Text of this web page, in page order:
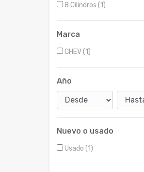
8 Cilindros (1)
Marca
CHEV (1)
Año
Nuevo o usado
Usado (1)